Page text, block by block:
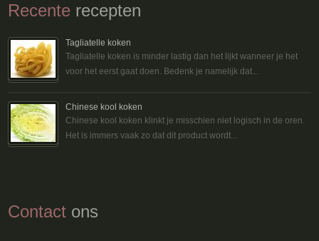
Recente recepten
Tagliatelle koken
Tagliatelle koken is minder lastig dan het lijkt wanneer je het
voor het eerst gaat doen. Bedenk je namelijk dat...
Chinese kool koken
Chinese kool koken klinkt je misschien niet logisch in de oren.
Het is immers vaak zo dat dit product wordt...
Contact ons